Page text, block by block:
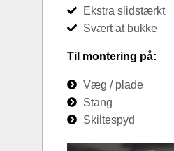
Ekstra slidstærkt
Svært at bukke
Til montering på:
Væg / plade
Stang
Skiltespyd